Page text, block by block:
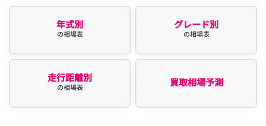
年式別
の相場表
グレード別
の相場表
走行距離別
の相場表 買取相場予測